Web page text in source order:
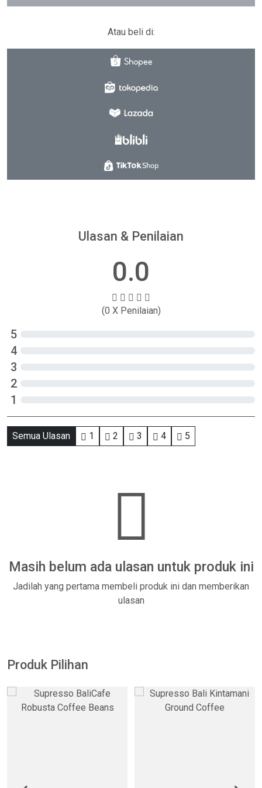
Atau beli di:
Ulasan & Penilaian
0.0
(0 X Penilaian)
5
4
3
2
1
Semua Ulasan 1 2 3 4 5
Masih belum ada ulasan untuk produk ini
Jadilah yang pertama membeli produk ini dan memberikan
ulasan
Produk Pilihan